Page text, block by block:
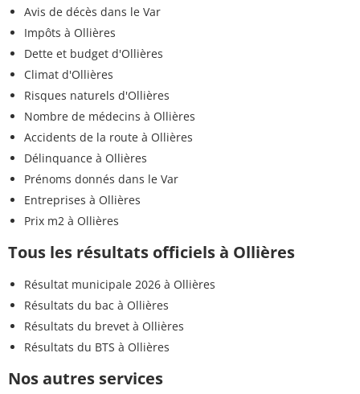
Avis de décès dans le Var
Impôts à Ollières
Dette et budget d'Ollières
Climat d'Ollières
Risques naturels d'Ollières
Nombre de médecins à Ollières
Accidents de la route à Ollières
Délinquance à Ollières
Prénoms donnés dans le Var
Entreprises à Ollières
Prix m2 à Ollières
Tous les résultats officiels à Ollières
Résultat municipale 2026 à Ollières
Résultats du bac à Ollières
Résultats du brevet à Ollières
Résultats du BTS à Ollières
Nos autres services